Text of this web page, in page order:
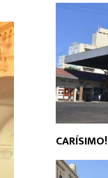
CARÍSIMO!